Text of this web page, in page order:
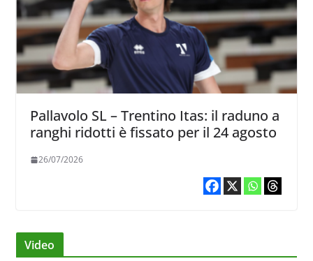
Pallavolo SL – Trentino Itas: il raduno a
ranghi ridotti è fissato per il 24 agosto
26/07/2026
Video